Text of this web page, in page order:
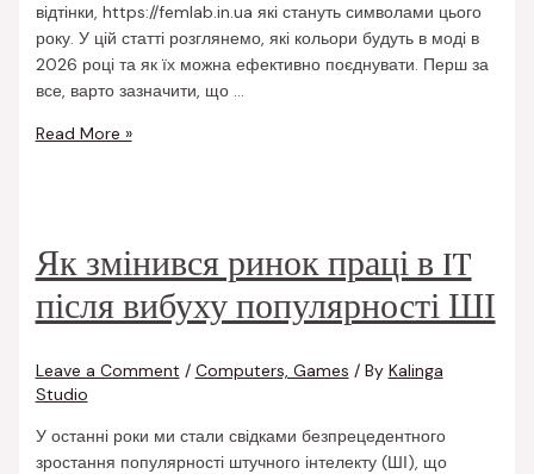
відтінки, https://femlab.in.ua які стануть символами цього
року. У цій статті розглянемо, які кольори будуть в моді в
2026 році та як їх можна ефективно поєднувати. Перш за
все, варто зазначити, що …
Read More »
Як змінився ринок праці в IT
після вибуху популярності ШІ
Leave a Comment / Computers, Games / By Kalinga
Studio
У останні роки ми стали свідками безпрецедентного
зростання популярності штучного інтелекту (ШІ), що